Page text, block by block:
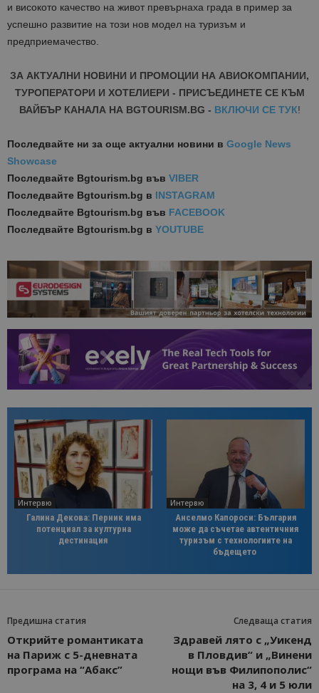
и високото качество на живот превърнаха града в пример за
успешно развитие на този нов модел на туризъм и
предприемачество.
ЗА АКТУАЛНИ НОВИНИ И ПРОМОЦИИ НА АВИОКОМПАНИИ,
ТУРОПЕРАТОРИ И ХОТЕЛИЕРИ - ПРИСЪЕДИНЕТЕ СЕ КЪМ
ВАЙБЪР КАНАЛА НА BGTOURISM.BG - ВКЛЮЧИ СЕ ТУК!
Последвайте ни за още актуални новини в Google News
Showcase
Последвайте Bgtourism.bg във VIBER
Последвайте Bgtourism.bg в INSTAGRAM
Последвайте Bgtourism.bg във FACEBOOK
Последвайте Bgtourism.bg в YOUTUBE
Интервю
Галина Декова: Перник има
потенциал за културна
дестинация
Интервю
Анселмо Капороси: България
може да съчетае автентичния
туризъм с технологиите на
бъдещето
Предишна статия
Открийте романтиката
на Париж с 5-дневната
програма на “Абакс”
Следваща статия
Здравей лято с „Уикенд
в Пловдив“ и „Винени
нощи във Филипополис“
на 3, 4 и 5 юли